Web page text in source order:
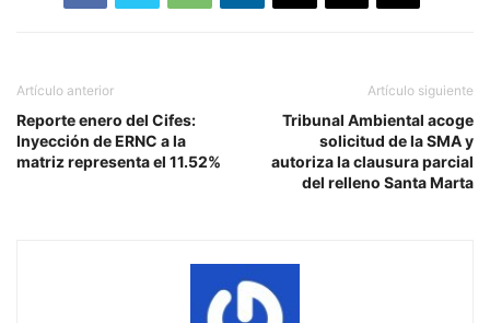
Artículo anterior
Reporte enero del Cifes:
Inyección de ERNC a la
matriz representa el 11.52%
Artículo siguiente
Tribunal Ambiental acoge
solicitud de la SMA y
autoriza la clausura parcial
del relleno Santa Marta